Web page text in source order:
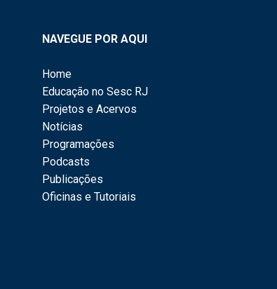
NAVEGUE POR AQUI
Home
Educação no Sesc RJ
Projetos e Acervos
Notícias
Programações
Podcasts
Publicações
Oficinas e Tutoriais